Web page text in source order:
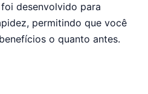
desenvolvido para
permitindo que você
o quanto antes.